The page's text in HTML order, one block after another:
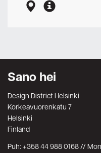
Sano hei
Design District Helsinki
Korkeavuorenkatu 7
Helsinki
Finland
Puh: +358 44 988 0168 //